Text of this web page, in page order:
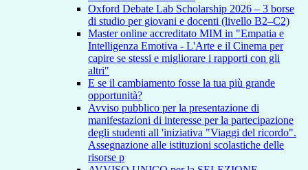
Oxford Debate Lab Scholarship 2026 – 3 borse
di studio per giovani e docenti (livello B2–C2)
Master online accreditato MIM in "Empatia e
Intelligenza Emotiva - L'Arte e il Cinema per
capire se stessi e migliorare i rapporti con gli
altri"
E se il cambiamento fosse la tua più grande
opportunità?
Avviso pubblico per la presentazione di
manifestazioni di interesse per la partecipazione
degli studenti all 'iniziativa "Viaggi del ricordo".
Assegnazione alle istituzioni scolastiche delle
risorse p